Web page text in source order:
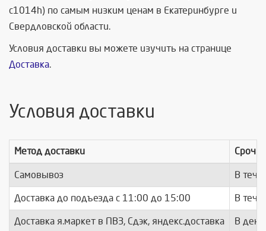
c1014h) по самым низким ценам в Екатеринбурге и
Свердловской области.
Условия доставки вы можете изучить на странице
Доставка.
Условия доставки
Метод доставки
Самовывоз В
Доставка до подъезда c 11:00 до 15:00 В
Доставка я.маркет в ПВЗ, Сдэк, яндекс.доставка В день